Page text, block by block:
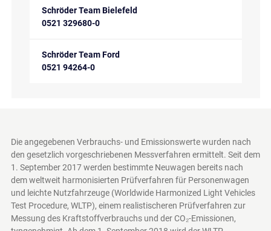
Schröder Team Bielefeld
0521 329680-0
Schröder Team Ford
0521 94264-0
Die angegebenen Verbrauchs- und Emissionswerte wurden nach
den gesetzlich vorgeschriebenen Messverfahren ermittelt. Seit dem
1. September 2017 werden bestimmte Neuwagen bereits nach
dem weltweit harmonisierten Prüfverfahren für Personenwagen
und leichte Nutzfahrzeuge (Worldwide Harmonized Light Vehicles
Test Procedure, WLTP), einem realistischeren Prüfverfahren zur
Messung des Kraftstoffverbrauchs und der CO₂-Emissionen,